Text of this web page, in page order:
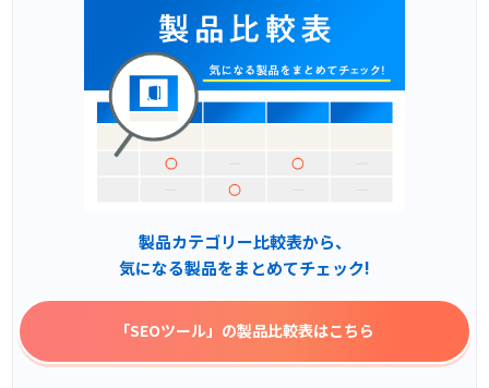
製品カテゴリー比較表から、
気になる製品をまとめてチェック!
「SEOツール」 の製品比較表はこちら